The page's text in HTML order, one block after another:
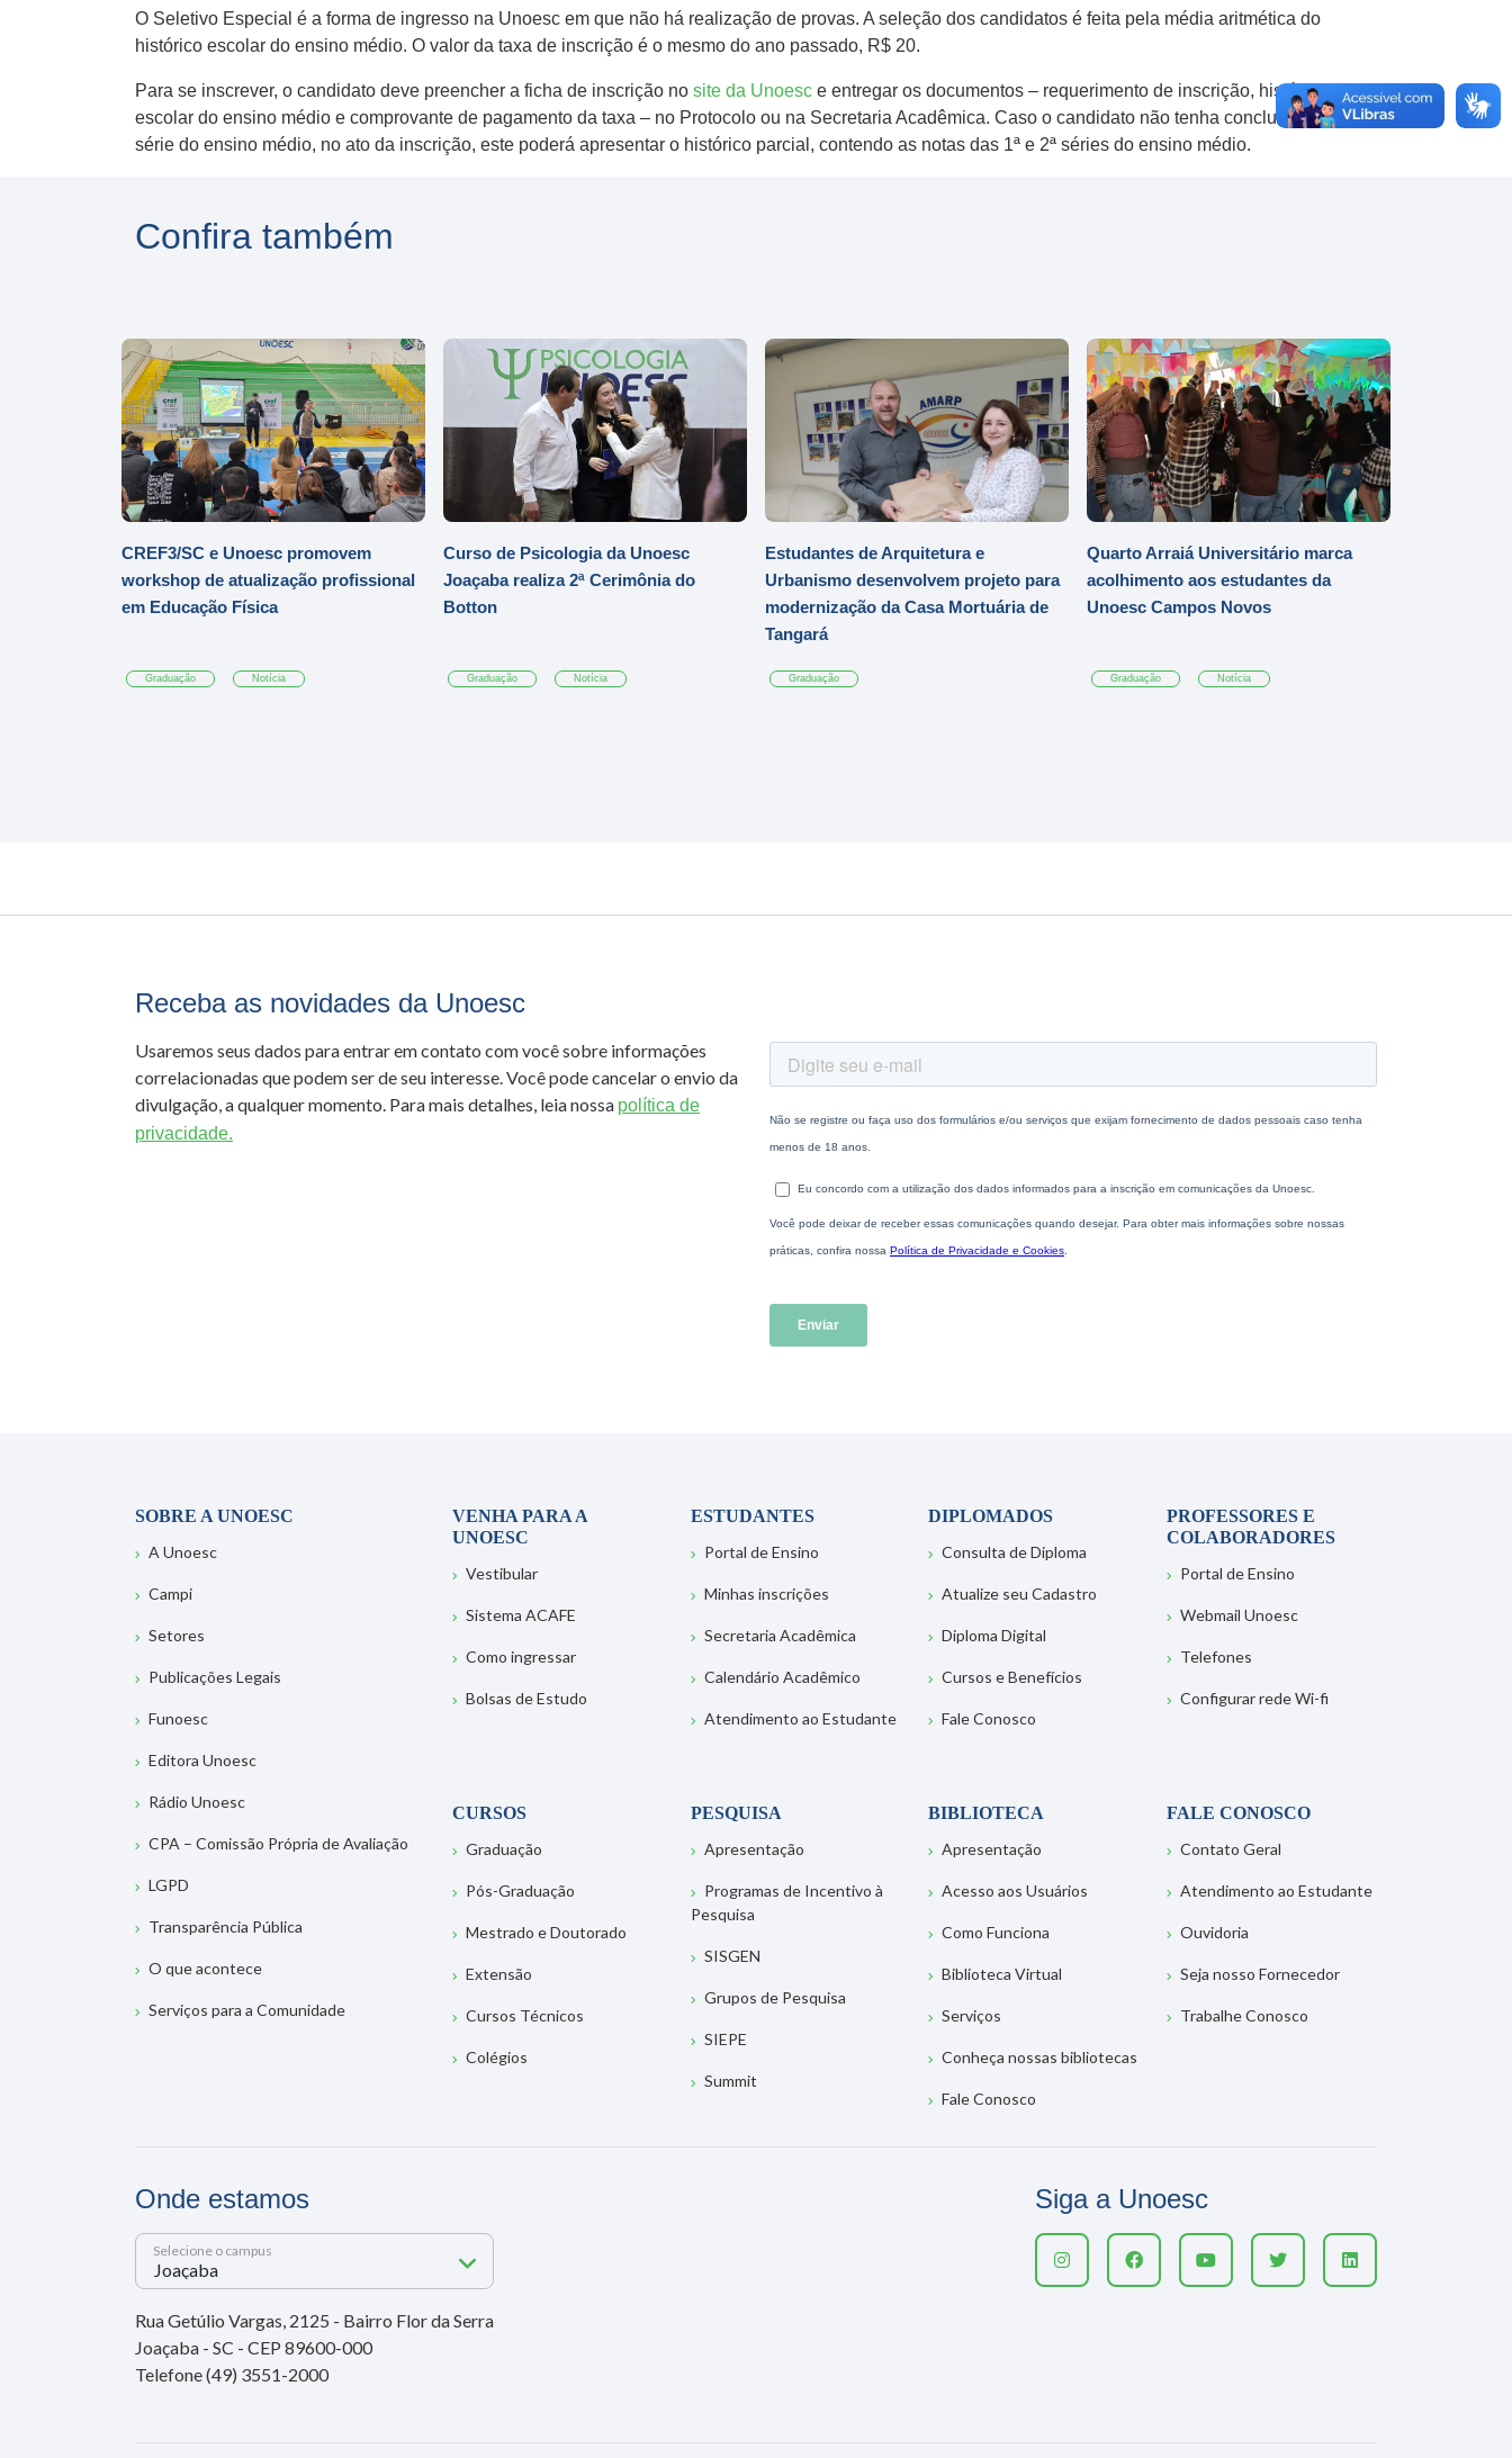
O Seletivo Especial é a forma de ingresso na Unoesc em que não há realização de provas. A seleção dos candidatos é feita pela média aritmética do
histórico escolar do ensino médio. O valor da taxa de inscrição é o mesmo do ano passado, R$ 20.
Para se inscrever, o candidato deve preencher a ficha de inscrição no site da Unoesc e entregar os documentos – requerimento de inscrição, histórico
escolar do ensino médio e comprovante de pagamento da taxa – no Protocolo ou na Secretaria Acadêmica. Caso o candidato não tenha concluído a 3ª
série do ensino médio, no ato da inscrição, este poderá apresentar o histórico parcial, contendo as notas das 1ª e 2ª séries do ensino médio.
Confira também
CREF3/SC e Unoesc promovem
workshop de atualização profissional
em Educação Física
Graduação Notícia
Curso de Psicologia da Unoesc
Joaçaba realiza 2ª Cerimônia do
Botton
Graduação Notícia
Estudantes de Arquitetura e
Urbanismo desenvolvem projeto para
modernização da Casa Mortuária de
Tangará
Graduação
Quarto Arraiá Universitário marca
acolhimento aos estudantes da
Unoesc Campos Novos
Graduação Notícia
Receba as novidades da Unoesc
Usaremos seus dados para entrar em contato com você sobre informações
correlacionadas que podem ser de seu interesse. Você pode cancelar o envio da
divulgação, a qualquer momento. Para mais detalhes, leia nossa política de
privacidade.
SOBRE A UNOESC
A Unoesc
Campi
Setores
Publicações Legais
Funoesc
Editora Unoesc
Rádio Unoesc
CPA – Comissão Própria de Avaliação
LGPD
Transparência Pública
O que acontece
Serviços para a Comunidade
VENHA PARA A
UNOESC
Vestibular
Sistema ACAFE
Como ingressar
Bolsas de Estudo
ESTUDANTES
Portal de Ensino
Minhas inscrições
Secretaria Acadêmica
Calendário Acadêmico
Atendimento ao Estudante
DIPLOMADOS
Consulta de Diploma
Atualize seu Cadastro
Diploma Digital
Cursos e Benefícios
Fale Conosco
PROFESSORES E
COLABORADORES
Portal de Ensino
Webmail Unoesc
Telefones
Configurar rede Wi-fi
CURSOS
Graduação
Pós-Graduação
Mestrado e Doutorado
Extensão
Cursos Técnicos
Colégios
PESQUISA
Apresentação
Programas de Incentivo à
Pesquisa
SISGEN
Grupos de Pesquisa
SIEPE
Summit
BIBLIOTECA
Apresentação
Acesso aos Usuários
Como Funciona
Biblioteca Virtual
Serviços
Conheça nossas bibliotecas
Fale Conosco
FALE CONOSCO
Contato Geral
Atendimento ao Estudante
Ouvidoria
Seja nosso Fornecedor
Trabalhe Conosco
Onde estamos
Selecione o campus
Rua Getúlio Vargas, 2125 - Bairro Flor da Serra
Joaçaba - SC - CEP 89600-000
Telefone (49) 3551-2000
Siga a Unoesc